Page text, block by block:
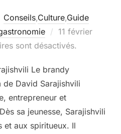
Conseils,Culture,Guide
Publié
le
11 février
sont désactivés.
Le brandy
de David Sarajishvili
entrepreneur et
sa jeunesse, Sarajishvili
et aux spiritueux. Il